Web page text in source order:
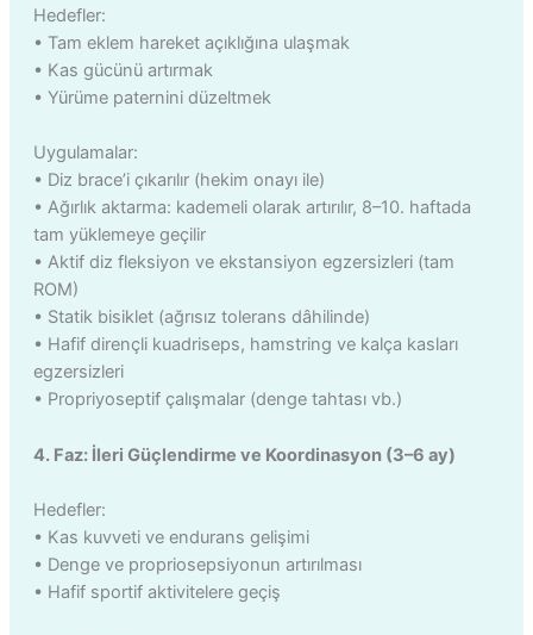
Hedefler:
• Tam eklem hareket açıklığına ulaşmak
• Kas gücünü artırmak
• Yürüme paternini düzeltmek
Uygulamalar:
• Diz brace’i çıkarılır (hekim onayı ile)
• Ağırlık aktarma: kademeli olarak artırılır, 8–10. haftada
tam yüklemeye geçilir
• Aktif diz fleksiyon ve ekstansiyon egzersizleri (tam
ROM)
• Statik bisiklet (ağrısız tolerans dâhilinde)
• Hafif dirençli kuadriseps, hamstring ve kalça kasları
egzersizleri
• Propriyoseptif çalışmalar (denge tahtası vb.)
4. Faz: İleri Güçlendirme ve Koordinasyon (3–6 ay)
Hedefler:
• Kas kuvveti ve endurans gelişimi
• Denge ve propriosepsiyonun artırılması
• Hafif sportif aktivitelere geçiş